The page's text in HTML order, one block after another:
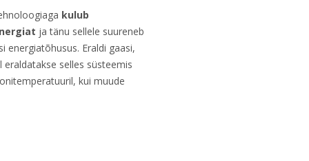
kulub
ja tänu sellele suureneb
energiatõhusus. Eraldi gaasi,
selles süsteemis
kui muude